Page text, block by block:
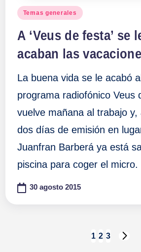
Publicado
Temas generales
A ‘Veus de festa’ se
acaban las
La buena vida se le acabó
programa radiofónico Veus
vuelve mañana al trabajo y,
dos días de emisión en
Juanfran Barberá ya está
piscina para coger el micro.
30 agosto 2015
Paginación
1 2 3